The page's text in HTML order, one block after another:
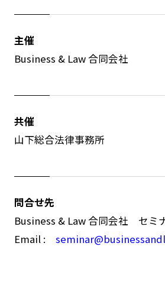
主催
Business & Law 合同会社
共催
山下総合法律事務所
問合せ先
Business & Law 合同会社 セミ
Email :